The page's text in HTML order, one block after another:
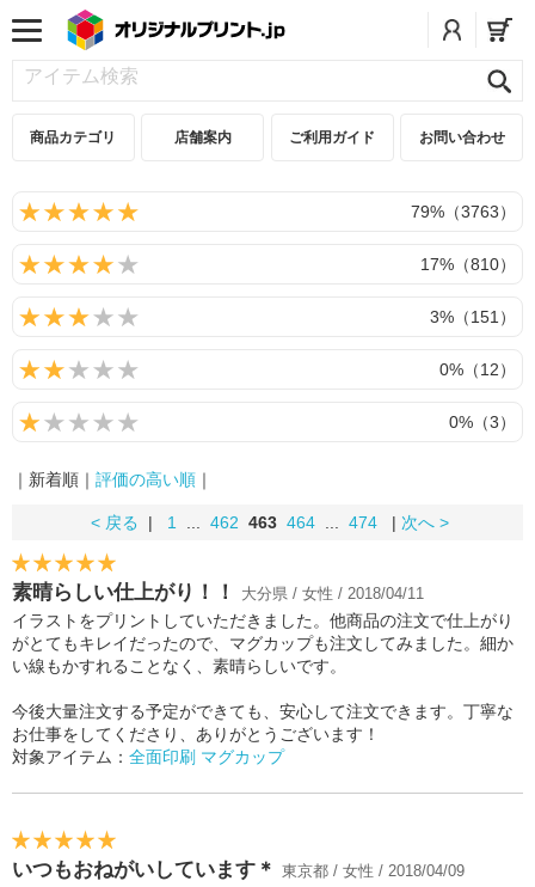
商品カテゴリ 店舗案内 ご利用ガイド お問い合わせ
79%（3763）
17%（810）
3%（151）
0%（12）
0%（3）
｜新着順｜ 評価の高い順 ｜
< 戻る | 1 462 463 464 474 | 次へ >
素晴らしい仕上がり！！ 大分県 / 女性 / 2018/04/11
イラストをプリントしていただきました。他商品の注文で仕上がり
がとてもキレイだったので、マグカップも注文してみました。細か
い線もかすれることなく、素晴らしいです。
今後大量注文する予定ができても、安心して注文できます。丁寧な
お仕事をしてくださり、ありがとうございます！
対象アイテム： 全面印刷 マグカップ
いつもおねがいしています＊ 東京都 / 女性 / 2018/04/09